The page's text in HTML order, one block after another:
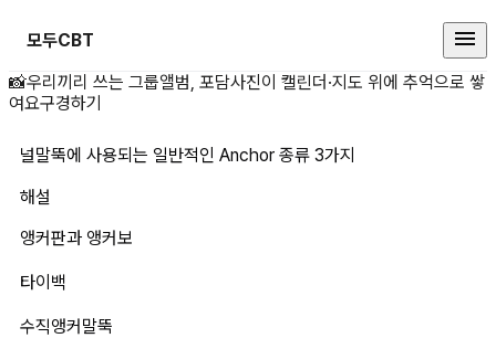
모두CBT
널말뚝에 사용되는 일반적인
📸우리끼리 쓰는 그룹앨범, 포담사진이 캘린더·지도 위에 추억으로 쌓
여요구경하기
널말뚝에 사용되는 일반적인 Anchor 종류 3가지
해설
앵커판과 앵커보
타이백
수직앵커말뚝